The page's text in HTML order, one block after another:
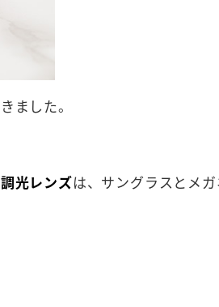
ました。
光レンズは、サングラスとメ